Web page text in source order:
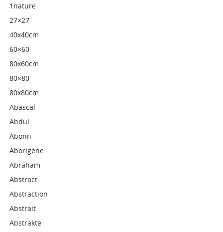
1nature
27×27
40x40cm
60×60
80x60cm
80×80
80x80cm
Abascal
Abdul
Abonn
Aborigène
Abraham
Abstract
Abstraction
Abstrait
Abstrakte